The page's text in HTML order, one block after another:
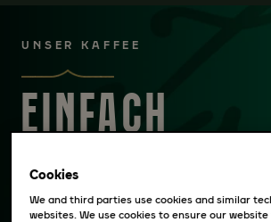
UNSER KAFFEE
EINFACH
WUNDERBAR
Cookies
We and third parties use cookies and similar
websites. We use cookies to ensure our